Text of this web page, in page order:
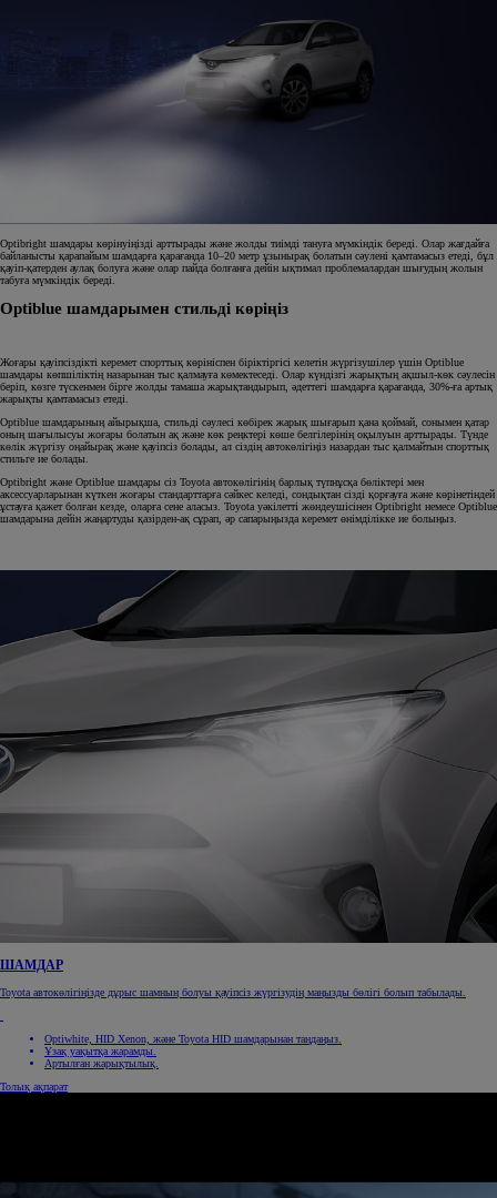
Optibright шамдары көрінуіңізді арттырады және жолды тиімді тануға мүмкіндік береді. Олар жағдайға
байланысты қарапайым шамдарға қарағанда 10–20 метр ұзынырақ болатын сәулені қамтамасыз етеді, бұл
қауіп-қатерден аулақ болуға және олар пайда болғанға дейін ықтимал проблемалардан шығудың жолын
табуға мүмкіндік береді.
Optiblue шамдарымен стильді көріңіз
Жоғары қауіпсіздікті керемет спорттық көрініспен біріктіргісі келетін жүргізушілер үшін Optiblue
шамдары көпшіліктің назарынан тыс қалмауға көмектеседі. Олар күндізгі жарықтың ақшыл-көк сәулесін
беріп, көзге түскенмен бірге жолды тамаша жарықтандырып, әдеттегі шамдарға қарағанда, 30%-ға артық
жарықты қамтамасыз етеді.
Optiblue шамдарының айырықша, стильді сәулесі көбірек жарық шығарып қана қоймай, сонымен қатар
оның шағылысуы жоғары болатын ақ және көк реңктері көше белгілерінің оқылуын арттырады. Түнде
көлік жүргізу оңайырақ және қауіпсіз болады, ал сіздің автокөлігіңіз назардан тыс қалмайтын спорттық
стильге ие болады.
Optibright және Optiblue шамдары сіз Toyota автокөлігінің барлық түпнұсқа бөліктері мен
аксессуарларынан күткен жоғары стандарттарға сәйкес келеді, сондықтан сізді қорғауға және көрінетіндей
ұстауға қажет болған кезде, оларға сене аласыз. Toyota уәкілетті жөндеушісінен Optibright немесе Optiblue
шамдарына дейін жаңартуды қазірден-ақ сұрап, әр сапарыңызда керемет өнімділікке ие болыңыз.
ШАМДАР
Toyota автокөлігіңізде дұрыс шамның болуы қауіпсіз жүргізудің маңызды бөлігі болып табылады.
Optiwhite, HID Xenon, және Toyota HID шамдарынан таңдаңыз.
Ұзақ уақытқа жарамды.
Артылған жарықтылық.
Толық ақпарат